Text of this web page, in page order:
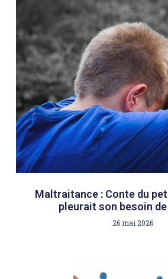
Maltraitance : Conte du
pleurait son besoin
26 mai 2026